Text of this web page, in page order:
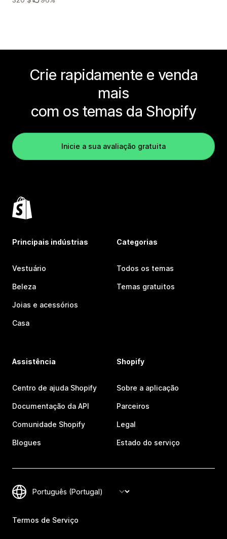
Crie rapidamente e venda
mais
com os temas da Shopify
Inicie a sua avaliação gratuita
Principais indústrias
Vestuário
Beleza
Joias e acessórios
Casa
Categorias
Todos os temas
Temas gratuitos
Assistência
Centro de ajuda Shopify
Documentação da API
Comunidade Shopify
Blogues
Shopify
Sobre a aplicação
Parceiros
Legal
Estado do serviço
Termos de Serviço